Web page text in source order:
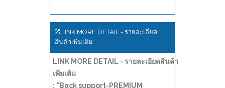
LINK MORE DETAIL - รายละเอียด
สินค้าเพิ่มเติม
LINK MORE DETAIL - รายละเอียดสินค้า
เพิ่มเติม
: "Back support-PREMIUM